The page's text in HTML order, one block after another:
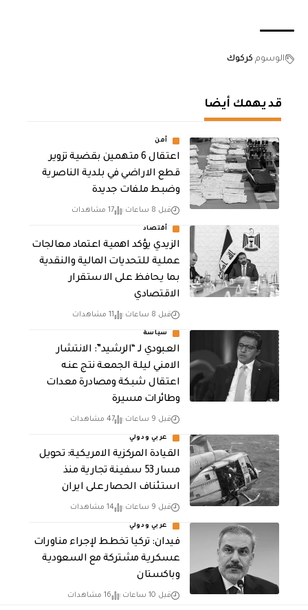
الوسوم كركوك
قد يهمك أيضا
أمن
اعتقال 6 متهمين بقضية تزوير
قطع الاراضي في بلدية الناصرية
وضبط ملفات جديدة
قبل 8 ساعات 17 مشاهدات
أقتصاد
الزيدي يؤكد اهمية اعتماد معالجات
عملية للتحديات المالية والنقدية
بما يحافظ على الاستقرار
الاقتصادي
قبل 8 ساعات 11 مشاهدات
سياسة
العبودي لـ “الرشيد”: الانتشار
الامني ليلة الجمعة نتج عنه
اعتقال شبكة ومصادرة معدات
وطائرات مسيرة
قبل 9 ساعات 47 مشاهدات
عربي ودولي
القيادة المركزية الامريكية: تحويل
مسار 53 سفينة تجارية منذ
استئناف الحصار على ايران
قبل 9 ساعات 14 مشاهدات
عربي ودولي
فيدان: تركيا تخطط لإجراء مناورات
عسكرية مشتركة مع السعودية
وباكستان
قبل 10 ساعات 16 مشاهدات